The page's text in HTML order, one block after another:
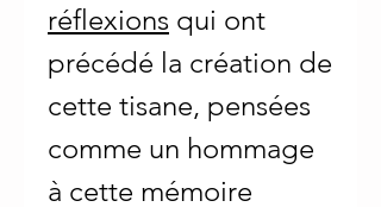
réflexions qui ont
précédé la création de
cette tisane, pensées
comme un hommage
à cette mémoire